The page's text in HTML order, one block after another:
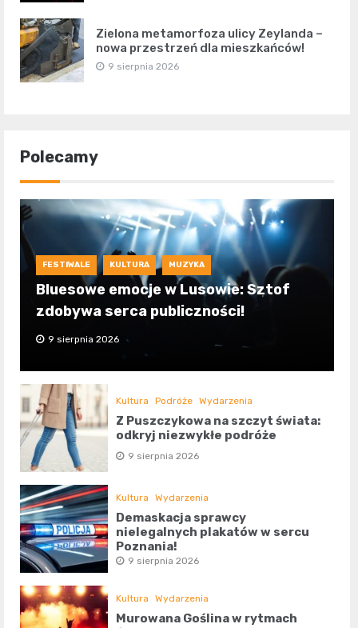
Zielona metamorfoza ulicy Zeylanda –
nowa przestrzeń dla mieszkańców!
9 sierpnia 2026
Polecamy
FESTIWALE KULTURA MUZYKA
Bluesowe emocje w Lusowie: Sztof
zdobywa serca publiczności!
9 sierpnia 2026
Kultura Podróże Wydarzenia
Z Puszczykowa na szczyt świata:
odkryj niezwykłe podróże
9 sierpnia 2026
Kultura Wydarzenia
Demaskacja sprawcy
nielegalnych plakatów w sercu
Poznania!
9 sierpnia 2026
Kultura Wydarzenia
Murowana Goślina w rytmach